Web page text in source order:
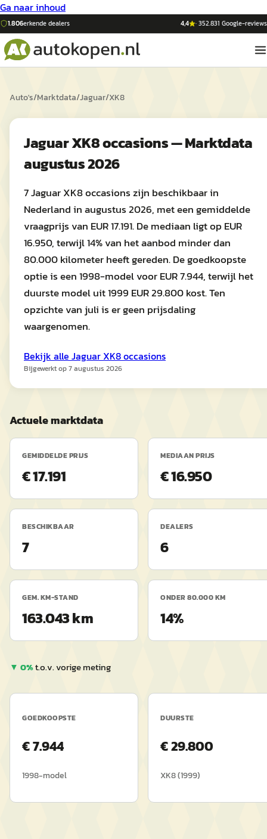
Ga naar inhoud
1.806erkende dealers 4,4 ·352.831 Google-reviews
Auto's/Marktdata/Jaguar/XK8
Jaguar XK8 occasions — Marktdata
augustus 2026
7 Jaguar XK8 occasions zijn beschikbaar in
Nederland in augustus 2026, met een gemiddelde
vraagprijs van EUR 17.191. De mediaan ligt op EUR
16.950, terwijl 14% van het aanbod minder dan
80.000 kilometer heeft gereden. De goedkoopste
optie is een 1998-model voor EUR 7.944, terwijl het
duurste model uit 1999 EUR 29.800 kost. Ten
opzichte van juli is er geen prijsdaling
waargenomen.
Bekijk alle Jaguar XK8occasions
Bijgewerkt op7 augustus 2026
Actuele marktdata
GEMIDDELDE PRIJS
€ 17.191
MEDIAAN PRIJS
€ 16.950
BESCHIKBAAR
7
DEALERS
6
GEM. KM-STAND
163.043 km
ONDER 80.000 KM
14%
▼ 0%t.o.v. vorige meting
GOEDKOOPSTE
€7.944
1998-model
DUURSTE
€29.800
XK8(1999)